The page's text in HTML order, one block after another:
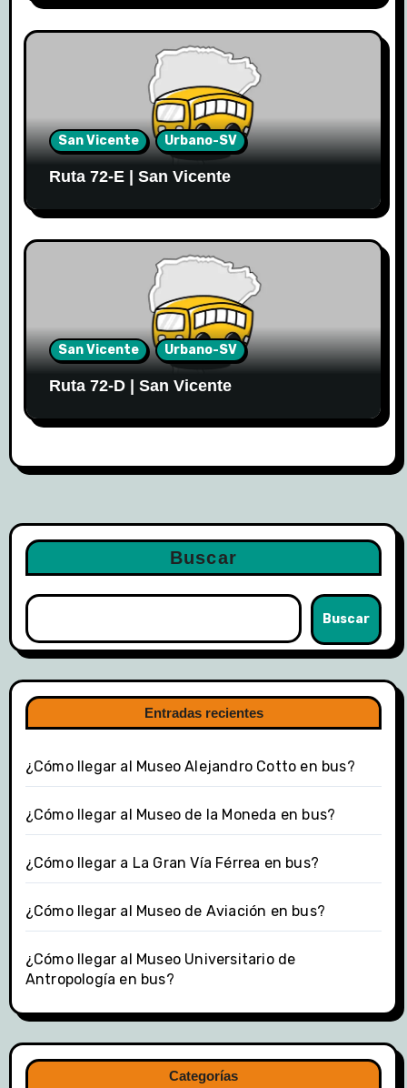
San Vicente Urbano-SV
Ruta 72-E | San Vicente
San Vicente Urbano-SV
Ruta 72-D | San Vicente
Buscar
Buscar
Entradas recientes
¿Cómo llegar al Museo Alejandro Cotto en bus?
¿Cómo llegar al Museo de la Moneda en bus?
¿Cómo llegar a La Gran Vía Férrea en bus?
¿Cómo llegar al Museo de Aviación en bus?
¿Cómo llegar al Museo Universitario de
Antropología en bus?
Categorías